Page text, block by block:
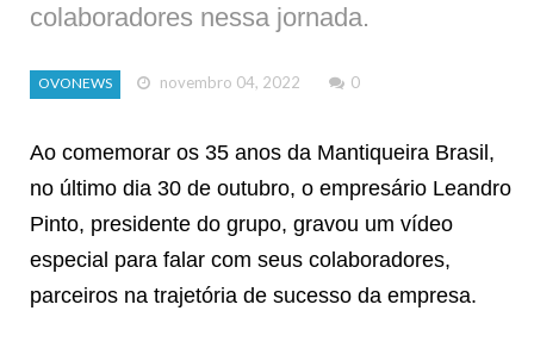
colaboradores nessa jornada.
OVONEWS novembro 04, 2022 0
Ao comemorar os 35 anos da Mantiqueira Brasil,
no último dia 30 de outubro, o empresário Leandro
Pinto, presidente do grupo, gravou um vídeo
especial para falar com seus colaboradores,
parceiros na trajetória de sucesso da empresa.